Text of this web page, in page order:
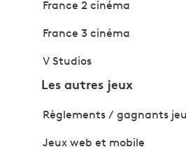
France 2 cinéma
France 3 cinéma
V Studios
Les autres jeux
Règlements / gagnants
Jeux web et mobile